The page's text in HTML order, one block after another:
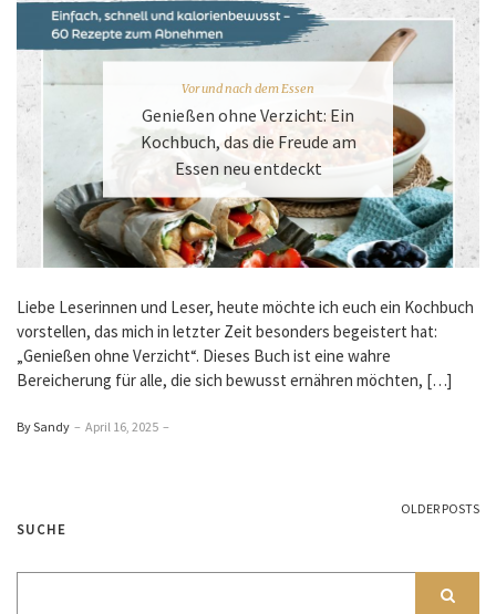
Vor und nach dem Essen
Genießen ohne Verzicht: Ein
Kochbuch, das die Freude am
Essen neu entdeckt
Liebe Leserinnen und Leser, heute möchte ich euch ein Kochbuch
vorstellen, das mich in letzter Zeit besonders begeistert hat:
„Genießen ohne Verzicht“. Dieses Buch ist eine wahre
Bereicherung für alle, die sich bewusst ernähren möchten, […]
By Sandy – April 16, 2025 –
OLDER POSTS
SUCHE